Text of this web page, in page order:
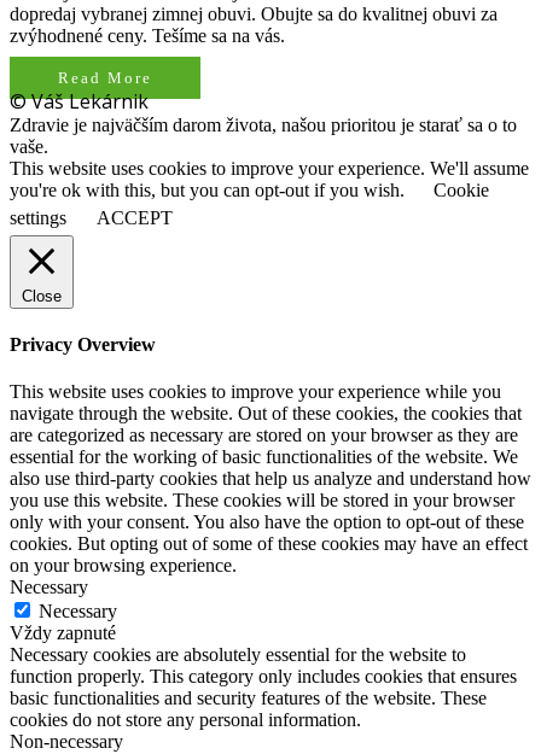
dopredaj vybranej zimnej obuvi. Obujte sa do kvalitnej obuvi za
zvýhodnené ceny. Tešíme sa na vás.
Read More
© Váš Lekárnik
Zdravie je najväčším darom života, našou prioritou je starať sa o to
vaše.
This website uses cookies to improve your experience. We'll assume
you're ok with this, but you can opt-out if you wish.
Cookie
settings
ACCEPT
Close
Privacy Overview
This website uses cookies to improve your experience while you
navigate through the website. Out of these cookies, the cookies that
are categorized as necessary are stored on your browser as they are
essential for the working of basic functionalities of the website. We
also use third-party cookies that help us analyze and understand how
you use this website. These cookies will be stored in your browser
only with your consent. You also have the option to opt-out of these
cookies. But opting out of some of these cookies may have an effect
on your browsing experience.
Necessary
Necessary
Vždy zapnuté
Necessary cookies are absolutely essential for the website to
function properly. This category only includes cookies that ensures
basic functionalities and security features of the website. These
cookies do not store any personal information.
Non-necessary